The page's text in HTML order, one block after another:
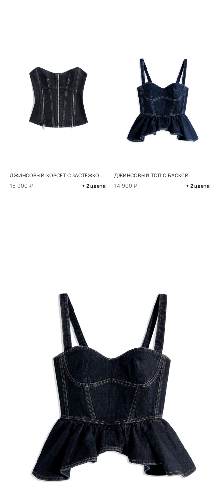
ДЖИНСОВЫЙ КОРСЕТ С ЗАСТЕЖКОЙ НА МОЛНИЮ
15 900 ₽ + 2 цвета
ДЖИНСОВЫЙ ТОП С БАСКОЙ
14 900 ₽ + 2 цвета